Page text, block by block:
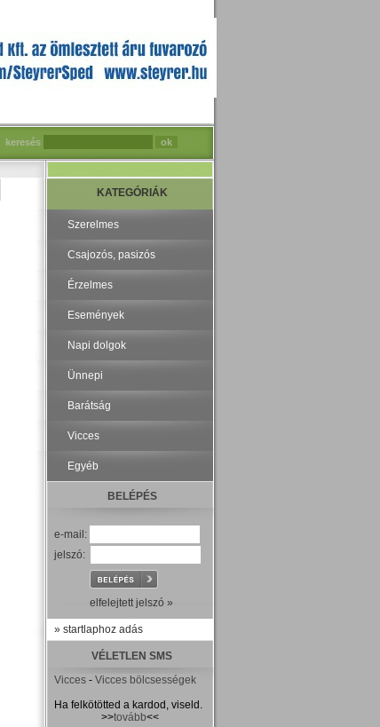
keresés
KATEGÓRIÁK
Szerelmes
Csajozós, pasizós
Érzelmes
Események
Napi dolgok
Ünnepi
Barátság
Vicces
Egyéb
BELÉPÉS
e-mail:
jelszó:
elfelejtett jelszó »
» startlaphoz adás
VÉLETLEN SMS
Vicces - Vicces bölcsességek
Ha felkötötted a kardod, viseld.
>>tovább<<